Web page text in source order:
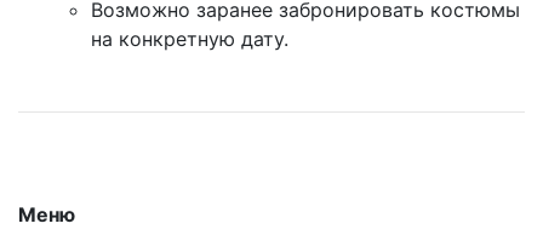
Меню
Возможно заранее забронировать костюмы
на конкретную дату.